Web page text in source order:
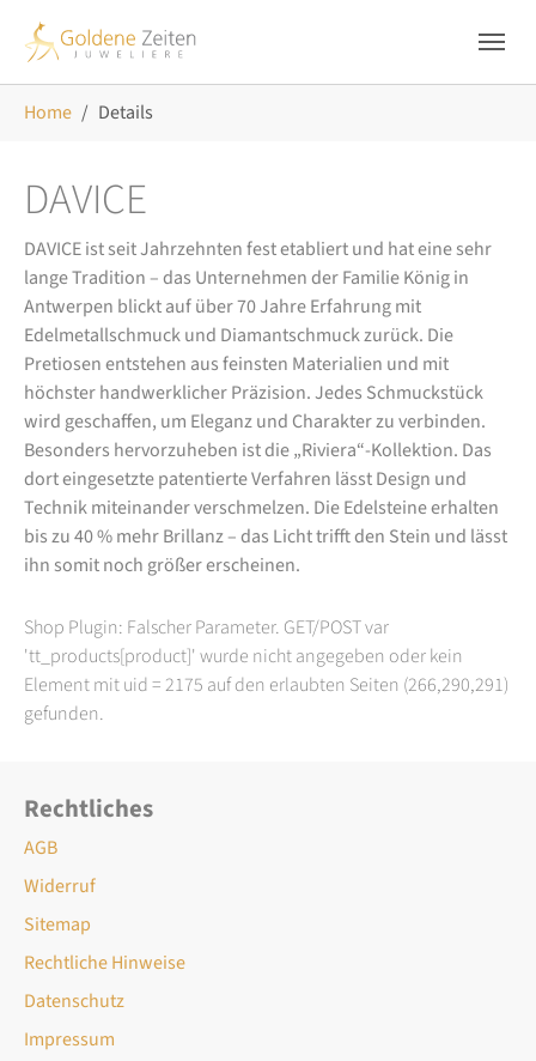
Home Details
DAVICE
DAVICE ist seit Jahrzehnten fest etabliert und hat eine sehr
lange Tradition – das Unternehmen der Familie König in
Antwerpen blickt auf über 70 Jahre Erfahrung mit
Edelmetallschmuck und Diamantschmuck zurück. Die
Pretiosen entstehen aus feinsten Materialien und mit
höchster handwerklicher Präzision. Jedes Schmuckstück
wird geschaffen, um Eleganz und Charakter zu verbinden.
Besonders hervorzuheben ist die „Riviera“-Kollektion. Das
dort eingesetzte patentierte Verfahren lässt Design und
Technik miteinander verschmelzen. Die Edelsteine erhalten
bis zu 40 % mehr Brillanz – das Licht trifft den Stein und lässt
ihn somit noch größer erscheinen.
Shop Plugin: Falscher Parameter. GET/POST var
'tt_products[product]' wurde nicht angegeben oder kein
Element mit uid = 2175 auf den erlaubten Seiten (266,290,291)
gefunden.
Rechtliches
AGB
Widerruf
Sitemap
Rechtliche Hinweise
Datenschutz
Impressum